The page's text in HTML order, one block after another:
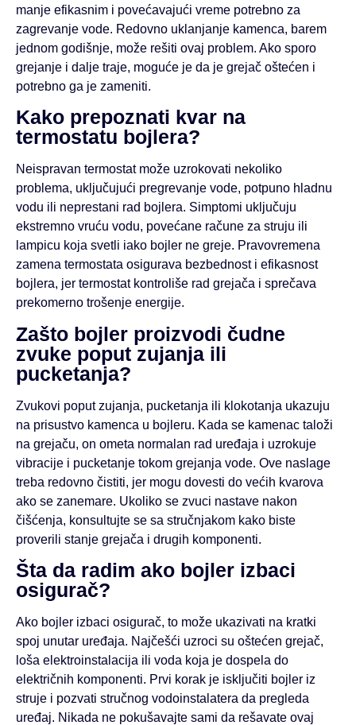
manje efikasnim i povećavajući vreme potrebno za
zagrevanje vode. Redovno uklanjanje kamenca, barem
jednom godišnje, može rešiti ovaj problem. Ako sporo
grejanje i dalje traje, moguće je da je grejač oštećen i
potrebno ga je zameniti.
Kako prepoznati kvar na
termostatu bojlera?
Neispravan termostat može uzrokovati nekoliko
problema, uključujući pregrevanje vode, potpuno hladnu
vodu ili neprestani rad bojlera. Simptomi uključuju
ekstremno vruću vodu, povećane račune za struju ili
lampicu koja svetli iako bojler ne greje. Pravovremena
zamena termostata osigurava bezbednost i efikasnost
bojlera, jer termostat kontroliše rad grejača i sprečava
prekomerno trošenje energije.
Zašto bojler proizvodi čudne
zvuke poput zujanja ili
pucketanja?
Zvukovi poput zujanja, pucketanja ili klokotanja ukazuju
na prisustvo kamenca u bojleru. Kada se kamenac taloži
na grejaču, on ometa normalan rad uređaja i uzrokuje
vibracije i pucketanje tokom grejanja vode. Ove naslage
treba redovno čistiti, jer mogu dovesti do većih kvarova
ako se zanemare. Ukoliko se zvuci nastave nakon
čišćenja, konsultujte se sa stručnjakom kako biste
proverili stanje grejača i drugih komponenti.
Šta da radim ako bojler izbaci
osigurač?
Ako bojler izbaci osigurač, to može ukazivati na kratki
spoj unutar uređaja. Najčešći uzroci su oštećen grejač,
loša elektroinstalacija ili voda koja je dospela do
električnih komponenti. Prvi korak je isključiti bojler iz
struje i pozvati stručnog vodoinstalatera da pregleda
uređaj. Nikada ne pokušavajte sami da rešavate ovaj